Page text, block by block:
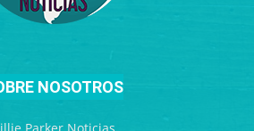
NOSOTROS
Parker Noticias